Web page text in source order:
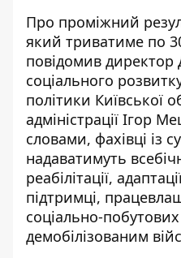
Про проміжний
який триватиме по
повідомив директор
соціального
політики Київської
адміністрації Ігор
словами, фахівці із
надаватимуть
реабілітації,
підтримці,
соціально-
демобілізованим